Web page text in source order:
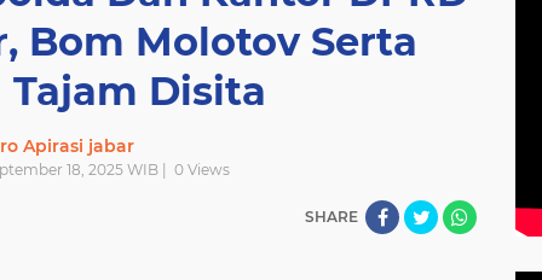
Bom Molotov Serta
Tajam Disita
Apirasi jabar
18, 2025 WIB | 0 Views
SHARE